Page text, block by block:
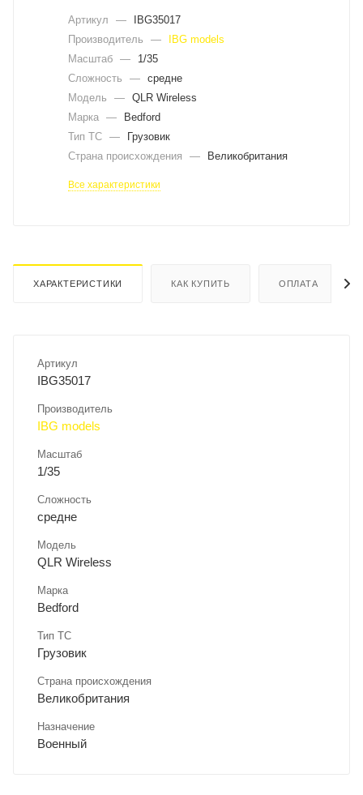
Артикул —
IBG35017
Производитель
—
IBG models
Масштаб —
1/35
Сложность
— средне
Модель
— QLR Wireless
Марка —
Bedford
Тип ТС —
Грузовик
Страна происхождения
— Великобритания
Все характеристики
ХАРАКТЕРИСТИКИ КАК КУПИТЬ ОПЛАТА
Артикул
IBG35017
Производитель
IBG models
Масштаб
1/35
Сложность
средне
Модель
QLR Wireless
Марка
Bedford
Тип ТС
Грузовик
Страна происхождения
Великобритания
Назначение
Военный